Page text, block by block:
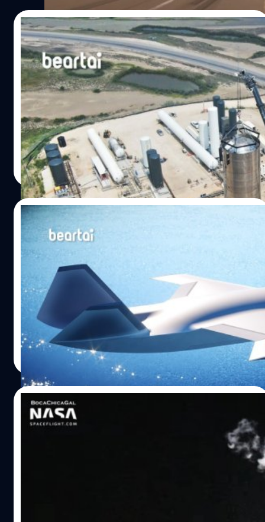
Mustang Mach-E SUV 1400
ตัวจะแบ่งการจ่ายกำลังขับเคลื่อนให้กับเพลาไปยังล้อหน้าด้วย
มอเตอร์ 3 ตัว ส่วนมอเตอร์อีก 4 ตัวส่งกำลังไปขับเคลื่อนล้อ
หลัง นอกจากนี้สามารถแบ่งการส่งกำลังไปทั้งหมดที่ 4 ล้อได้
เท่ากัน, ส่งไปเพียง 2 ล้อหน้าหรือ 2 ล้อหลังก็ได้เพราะมัน
สามารถแยกส่งระหว่างล้อหน้าและล้อหลังได้ เมื่อทำงานร่วม
กับเบรกมือไฮโดรลิกที่ได้เพิ่มเข้ามานอกเหนือจากเบรกของ
รถยนต์ไฟฟ้าทั่วไป ซึ่งเป็นที่ชื่นชอบของบรรดานักแข่งและนัก
ซิ่งเอาไว้ใช้โชว์เทคนิคพิเศษและการดริฟต์ นอกจากนี้ยังมี
ระบบเบรกที่จะใช้แรงเฉื่อยช่วยปั่นไฟกลับไปชาร์จแบตเตอรี
ได้อีกด้วย แบตเตอรีเป็นแบบนิกเกิล - แมงกานีส - โคบอลต์มี
ขนาด 57 กิโลวัตต์ต่อชั่วโมง สามารถขับด้วยความเร็วได้นาน
ประมาณ 20 -…
29/05/2020
SpaceX ได้รับอนุญาตจาก FAA เพื่อทดสอบ
การบินต้นแบบยานอวกาศ Starship
28 พฤษภาคม สำนักงานการขนส่งอวกาศเชิงพาณิชย์ของ
องค์การบริหารการบินแห่งชาติสหรัฐฯ (FAA) ได้เผยแพร่ใบ
อนุญาตให้ SpaceX สามารถทดสอบต้นแบบ Starship ทำการ
บิน Suborbital (การบินในระดับวงโคจรย่อย) จากศูนย์
ทดสอบใน Boca Chica รัฐเท็กซัสใกล้กับ Brownsville
SpaceX ได้ติดตั้งเครื่องยนตฺ์ Raptor เข้ากับยานต้นแบบ
Starship SN4 และผ่านการทดสอบ Static Fire เมื่อ 5
พฤษภาคม (เป็นการทดสอบเผาไหม้เครื่องยนต์ด้วยเชื้อเพลิง
มีเทนและออกซิเจนเหลวอย่างเต็มแรงขับ ซึ่งเหมือนกับการ
ทดสอบบินในระยะสั้นและเป็นขั้นตอนสุดท้ายก่อนที่จะถูก
ปล่อยให้บินจริง) แต่ยานไม่ได้บินลอยขึ้นมาจากแท่นปล่อย
การบินทดสอบจะมีการจำกัดพื้นที่เหนือน่านฟ้าชั่วคราวในวันที่
1 มิถุนายน ตั้งแต่เวลา 7.00 - 15.00 น. ตามเขตเวลาตะวันออก
ของสหรัฐฯ (เวลาในไทย 18.00 น. 1 มิถุนายน - 2:00 น. 2
มิถุนายน) และได้จำกัดน่านฟ้าถึงระดับความสูง 26,000 ฟุต
(7,925 เมตร)…
ศิลา วงศ์เจริญ| 2261 days ago
Read More
06/05/2020
Boeing นำเสนอต้นแบบโดรนต่อสู้ Loyal
Wingman ลำแรกต่อกองทัพอากาศ
ออสเตรเลีย
5 พฤษภาคม ทีมพัฒนาอุตสาหกรรมของ Boeing ใน
ออสเตรเลียได้นำเสนอโดรนต่อสู้ที่เป็นเครื่องบินไอพ่นไร้คนขับ
Loyal Wingman ลำแรกให้กับกองทัพอากาศออสเตรเลีย ซึ่ง
เป็นหนึ่งในสามของต้นแบบที่ได้รับการพัฒนาเป็นส่วนหนึ่งของ
โปรแกรมการพัฒนาขั้นสูงของ Loyal Wingman หรือที่รู้จักกัน
ในชื่อ Boeing Airpower Teaming System (ATS) ที่พัฒนา
ขึ้นเพื่อตลาดการป้องกันประเทศในทั่วโลก โดยได้ร่วมมือกับ
กองทัพอากาศออสเตรเลีย (RAAF) และเงินลงทุนในการ
พัฒนาจากรัฐบาลออสเตรเลีย 25.71 ล้านเหรียญสหรัฐฯ
https://youtu.be/iJpeWAxk2So โดรน Loyal Wingman ใช้
ปัญญาประดิษฐ์ (AI) ในการขยายขีดความสามารถของ
แพลตฟอร์มที่ใช้คนควบคุมและไร้คนควบคุม ซึ่งเป็นโดรนลำ
แรกที่ได้ออกแบบและผลิตในออสเตรเลียมานานกว่า 50 ปี
และเป็นการลงทุนในโดรนที่มากที่สุดนอกสหรัฐอเมริกาของ
ศิลา วงศ์เจริญ| 2284 days ago
27/04/2020
ต้นแบบ SpaceX Starship SN4 ผ่านการ
ทดสอบแรงดันสูงพร้อมทดสอบติดเครื่องยนต์